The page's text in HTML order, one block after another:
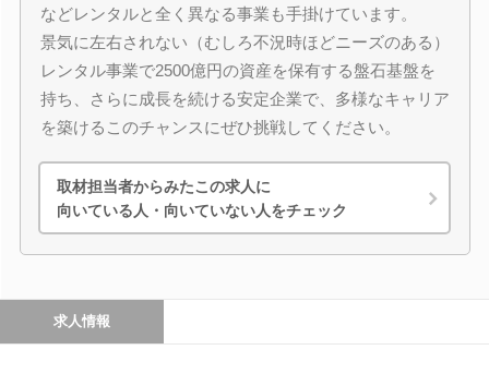
などレンタルと全く異なる事業も手掛けています。
景気に左右されない（むしろ不況時ほどニーズのある）
レンタル事業で2500億円の資産を保有する盤石基盤を
持ち、さらに成長を続ける安定企業で、多様なキャリア
を築けるこのチャンスにぜひ挑戦してください。
取材担当者からみたこの求人に
向いている人・向いていない人をチェック
求人情報